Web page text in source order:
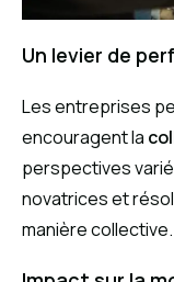
Un levier de
Les entreprises
encouragent la
perspectives
novatrices et
manière collective.